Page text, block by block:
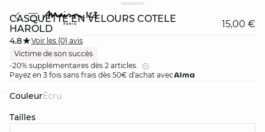
CASQUETTE EN VELOURS CÔTELÉ
HAROLD
15,00 €
4.8
Voir les {0} avis
Victime de son succès
-20% supplémentaires dès 2 articles.
Payez en 3 fois sans frais dès 50€ d'achat avec
Couleur ecru
Tailles